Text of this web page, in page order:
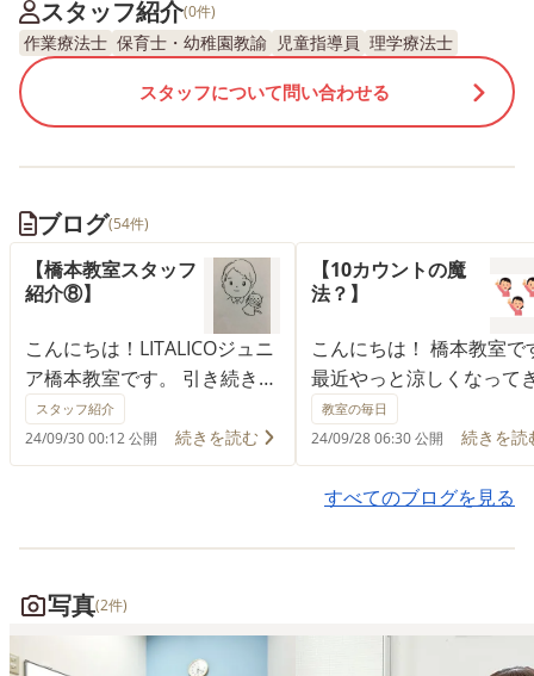
スタッフ紹介(0件)
作業療法士 保育士・幼稚園教諭 児童指導員 理学療法士
スタッフについて問い合わせる
ブログ(54件)
【橋本教室スタッフ
紹介⑧】
こんにちは！LITALICOジュニ
ア橋本教室です。 引き続き、
橋本教室のスタッフ紹介をい
たします！ エントリーNO.9
はこちらのスタッフです！ ■
見ること、ゲーム ■一言 管理
者として、通所されるお子様
や保護者様が安心して通い、
困ったことがあれば気兼ねな
スタッフ紹介
24/09/30 00:12 公開 続きを読む
【10カウントの魔
法？】
こんにちは！ 橋本教室で
最近やっと涼しくなって
したね。 9月の終わりで
一瞬で終わってしまうの
ょうか....。 少しでも「
秋」は堪能したいもので
ント』についてお話しし
教室の毎日
24/09/28 06:30 公開 続きを読
すべてのブログを見る
写真(2件)